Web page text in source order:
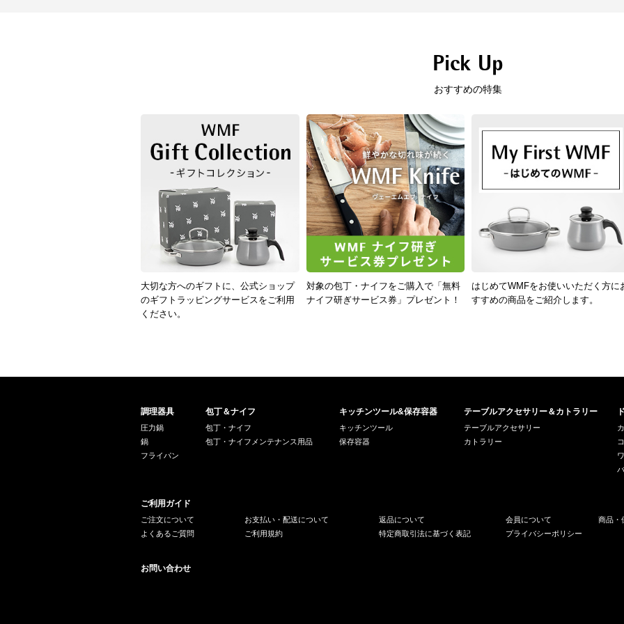
Pick Up
おすすめの特集
大切な方へのギフトに、公式ショップ
のギフトラッピングサービスをご利用
ください。
対象の包丁・ナイフをご購入で「無料
ナイフ研ぎサービス券」プレゼント！
はじめてWMFをお使いいただく方に
すすめの商品をご紹介します。
調理器具
圧力鍋
鍋
フライパン
包丁＆ナイフ
包丁・ナイフ
包丁・ナイフメンテナンス用品
キッチンツール&保存容器
キッチンツール
保存容器
テーブルアクセサリー＆カトラリー
テーブルアクセサリー
カトラリー
ご利用ガイド
ご注文について お支払い・配送について 返品について 会員について
商品・
よくあるご質問
ご利用規約 特定商取引法に基づく表記 プライバシーポリシー
お問い合わせ